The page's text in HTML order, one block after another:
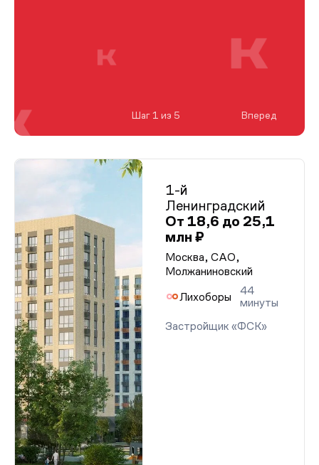
1-й
Ленинградский
От 18,6 до 25,1
млн ₽
Москва, САО,
Молжаниновский
Лихоборы
44
минуты
Застройщик «ФСК»
Шаг 1 из 5 Вперед